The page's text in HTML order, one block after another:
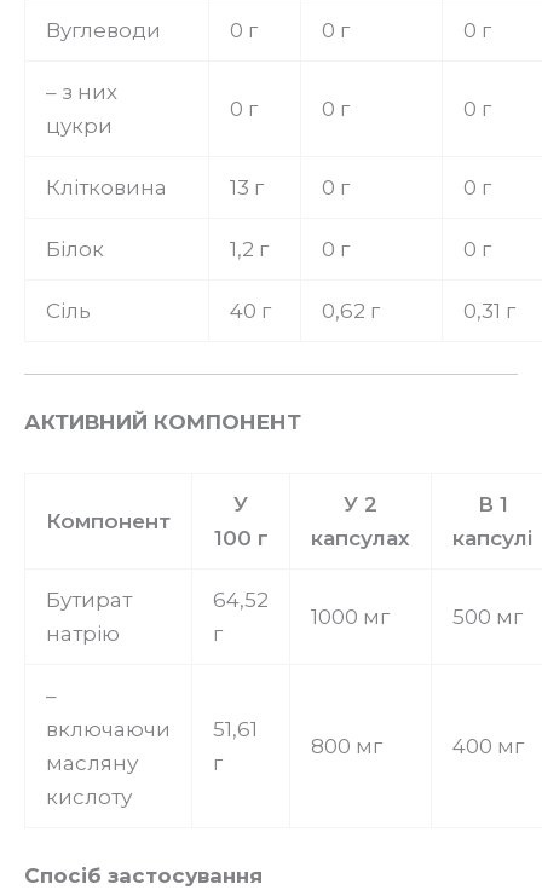
Вуглеводи 0 г 0 г 0 г
– з них
цукри
0 г 0 г 0 г
Клітковина 13 г 0 г 0 г
Білок 1,2 г 0 г 0 г
Сіль 40 г 0,62 г 0,31 г
АКТИВНИЙ КОМПОНЕНТ
Компонент
У
100 г
У 2
капсулах
В 1
капсулі
Бутират
натрію
64,52
г
1000 мг 500 мг
–
включаючи
масляну
кислоту
51,61
г
800 мг 400 мг
Спосіб застосування